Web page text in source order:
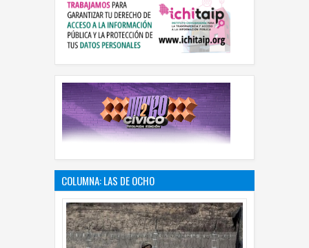
COLUMNA: LAS DE OCHO